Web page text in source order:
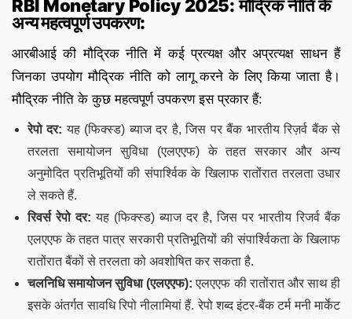
RBI Monetary Policy 2025: मौद्रिक नीति के
अन्य महत्वपूर्ण उपकरण:
आरबीआई की मौद्रिक नीति में कई प्रत्यक्ष और अप्रत्यक्ष साधन हैं
जिनका उपयोग मौद्रिक नीति को लागू करने के लिए किया जाता है।
मौद्रिक नीति के कुछ महत्वपूर्ण उपकरण इस प्रकार हैं:
रेपो दर:यह (फिक्स्ड) ब्याज दर है, जिस पर बैंक भारतीय रिज़र्व बैंक से
तरलता समायोजन सुविधा (एलएएफ) के तहत सरकार और अन्य
अनुमोदित प्रतिभूतियों की संपार्श्विक के खिलाफ रातोंरात तरलता उधार
ले सकते हैं.
रिवर्स रेपो दर:यह (फिक्स्ड) ब्याज दर है, जिस पर भारतीय रिजर्व बैंक
एलएएफ के तहत पात्र सरकारी प्रतिभूतियों की संपार्श्विकता के खिलाफ
रातोंरात बैंकों से तरलता को अवशोषित कर सकता है.
चलनिधि समायोजन सुविधा (एलएएफ):एलएएफ की रातोंरात और साथ ही
इसके अंतर्गत सावधि रिपो नीलामियां हैं. रेपो शब्द इंटर-बैंक टर्म मनी मार्केट